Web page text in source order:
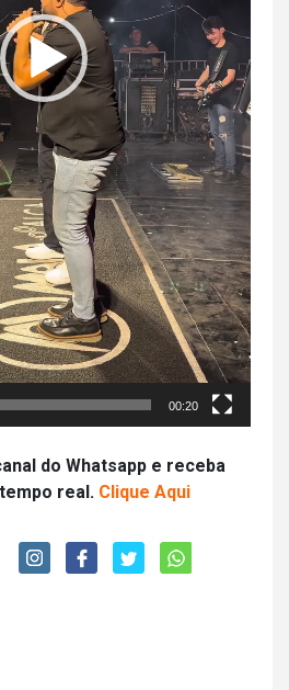
00:20
do Whatsapp e receba
real. Clique Aqui